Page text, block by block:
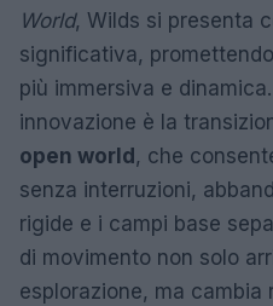
World, Wilds si presenta
significativa,
più immersiva e
innovazione è la
open world , che
senza interruzioni,
rigide e i campi base
di movimento non solo
esplorazione, ma cambia